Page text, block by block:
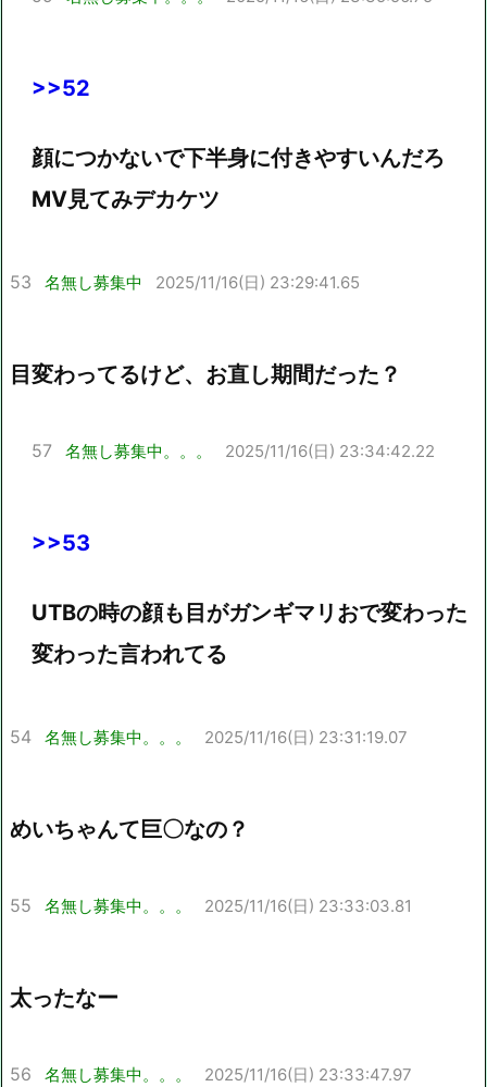
>>52
顔につかないで下半身に付きやすいんだろ
MV見てみデカケツ
53 名無し募集中 2025/11/16(日) 23:29:41.65
目変わってるけど、お直し期間だった？
57 名無し募集中。。。 2025/11/16(日) 23:34:42.22
>>53
UTBの時の顔も目がガンギマリおで変わった
変わった言われてる
54 名無し募集中。。。 2025/11/16(日) 23:31:19.07
めいちゃんて巨〇なの？
55 名無し募集中。。。 2025/11/16(日) 23:33:03.81
太ったなー
56 名無し募集中。。。 2025/11/16(日) 23:33:47.97